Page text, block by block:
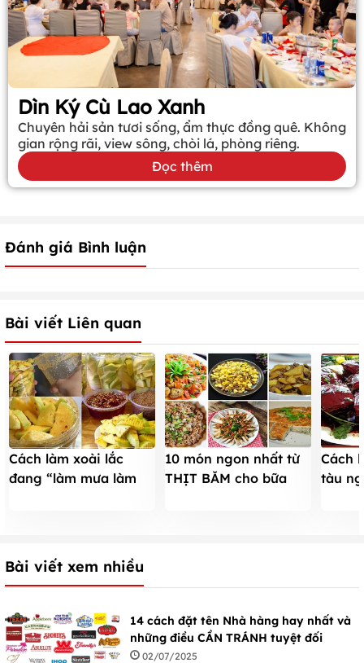
Dìn Ký Cù Lao Xanh
Chuyên hải sản tươi sống, ẩm thực đồng quê. Không
gian rộng rãi, view sông, chòi lá, phòng riêng.
Đọc thêm
Đánh giá Bình luận
Bài viết Liên quan
Cách làm xoài lắc
đang “làm mưa làm
10 món ngon nhất từ
THỊT BĂM cho bữa
Cách
tàu
Bài viết xem nhiều
14 cách đặt tên Nhà hàng hay nhất và
những điều CẦN TRÁNH tuyệt đối
02/07/2025